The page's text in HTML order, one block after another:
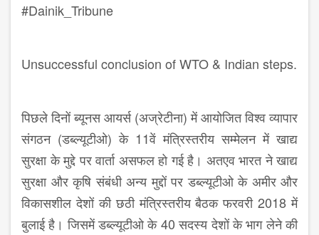
#Dainik_Tribune
Unsuccessful conclusion of WTO & Indian steps.
पिछले दिनों ब्यूनस आयर्स (अज्रेटीना) में आयोजित विश्व व्यापार
संगठन (डब्ल्यूटीओ) के 11वें मंत्रिस्तरीय सम्मेलन में खाद्य
सुरक्षा के मुद्दे पर वार्ता असफल हो गई है। अतएव भारत ने खाद्य
सुरक्षा और कृषि संबंधी अन्य मुद्दों पर डब्ल्यूटीओ के अमीर और
विकासशील देशों की छठी मंत्रिस्तरीय बैठक फरवरी 2018 में
बुलाई है। जिसमें डब्ल्यूटीओ के 40 सदस्य देशों के भाग लेने की